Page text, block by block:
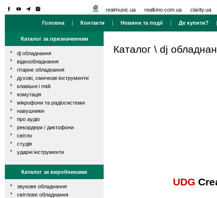
realmusic.ua realkino.com.ua clarity.ua
Головна | Контакти | Новини та події| Де купити?
Каталог за призначенням
dj обладнання
відеообладнання
гітарне обладнання
духові, смичкові інструменти
клавішні і midi
комутація
мікрофони та радіосистеми
навушники
про аудіо
рекордери / диктофони
світло
студія
ударні інструменти
Каталог за виробниками
звукове обладнання
світлове обладнання
Каталог \ dj
UDG